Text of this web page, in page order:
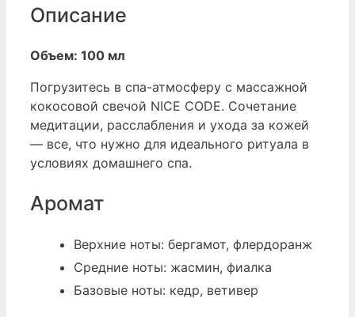
Описание
Объем: 100 мл
Погрузитесь в спа-атмосферу с массажной
кокосовой свечой NICE CODE. Сочетание
медитации, расслабления и ухода за кожей
— все, что нужно для идеального ритуала в
условиях домашнего спа.
Аромат
Верхние ноты: бергамот, флердоранж
Средние ноты: жасмин, фиалка
Базовые ноты: кедр, ветивер